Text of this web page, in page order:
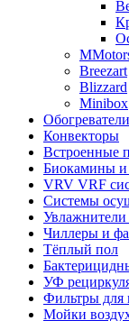
Breezart
Blizzard
Minibox
Конвекторы
Встроенные
Биокамины и
VRV VRF
Системы
Увлажнители
Чиллеры и
Тёплый пол
УФ
Фильтры для
Мойки